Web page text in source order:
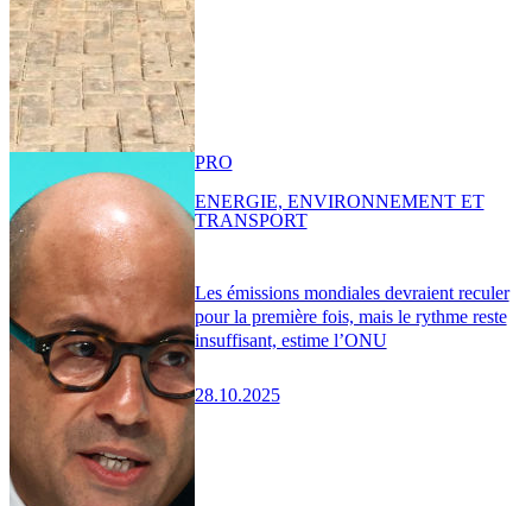
Les émissions mondiales devraient reculer
pour la première fois, mais le rythme reste
insuffisant, estime l’ONU
28.10.2025
PRO
ENERGIE, ENVIRONNEMENT ET
TRANSPORT